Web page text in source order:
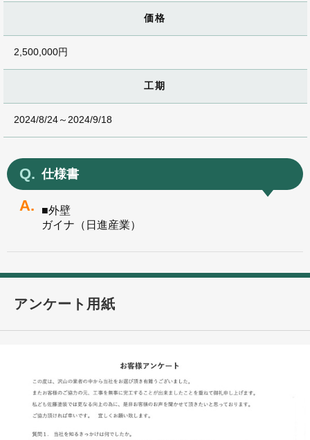
価格
2,500,000円
工期
2024/8/24～2024/9/18
仕様書
■外壁
ガイナ（日進産業）
アンケート用紙